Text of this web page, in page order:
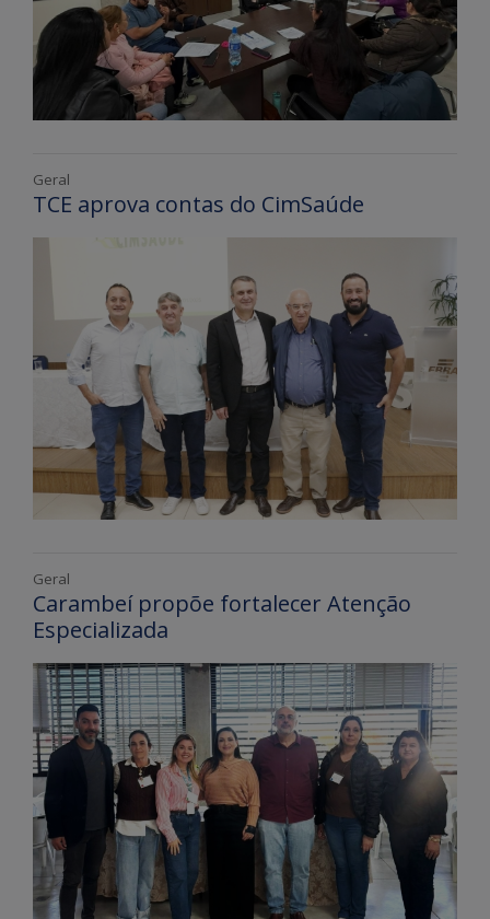
Geral
TCE aprova contas do CimSaúde
Geral
Carambeí propõe fortalecer Atenção
Especializada